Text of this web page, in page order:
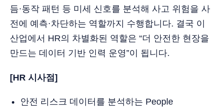
듬·동작 패턴 등 미세 신호를 분석해 사고 위험을 사
전에 예측·차단하는 역할까지 수행합니다. 결국 이
산업에서 HR의 차별화된 역할은 “더 안전한 현장을
만드는 데이터 기반 인력 운영”이 됩니다.
[HR 시사점]
안전 리스크 데이터를 분석하는 People